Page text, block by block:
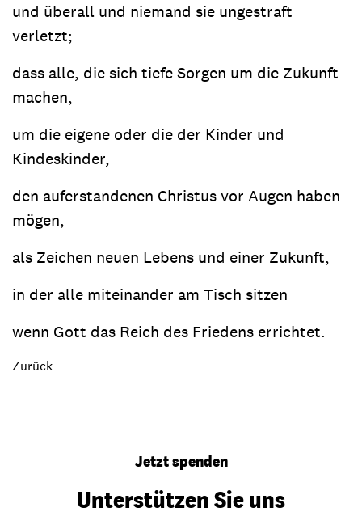
und überall und niemand sie ungestraft
verletzt;
dass alle, die sich tiefe Sorgen um die Zukunft
machen,
um die eigene oder die der Kinder und
Kindeskinder,
den auferstandenen Christus vor Augen haben
mögen,
als Zeichen neuen Lebens und einer Zukunft,
in der alle miteinander am Tisch sitzen
wenn Gott das Reich des Friedens errichtet.
Zurück
Jetzt spenden
Unterstützen Sie uns